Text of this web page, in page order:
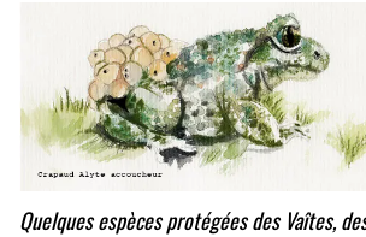
Quelques espèces protégées des Vaîtes,